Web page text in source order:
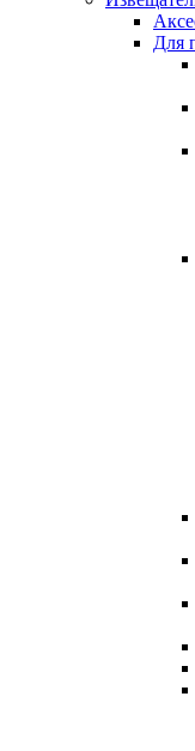
Для